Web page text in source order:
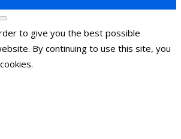
to give you the best possible
By continuing to use this site, you